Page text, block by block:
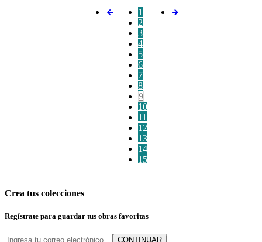
1
2
3
4
5
6
7
8
9
10
11
12
13
14
15
Crea tus colecciones
Regístrate para guardar tus obras favoritas
CONTINUAR